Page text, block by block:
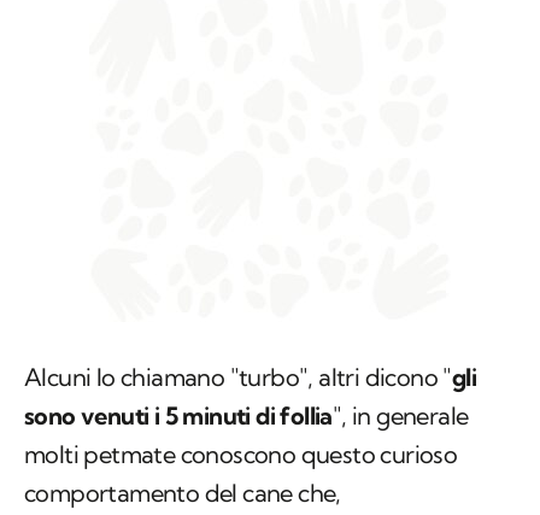
Alcuni lo chiamano "turbo", altri dicono "gli
sono venuti i 5 minuti di follia", in generale
molti petmate conoscono questo curioso
comportamento del cane che,